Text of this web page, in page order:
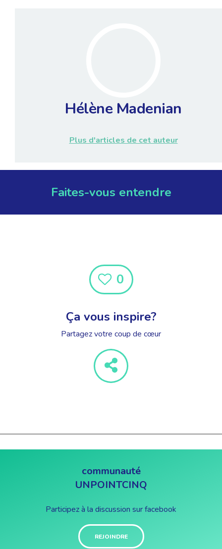
Hélène Madenian
Plus d'articles de cet auteur
Faites-vous entendre
0
Ça vous inspire?
Partagez votre coup de cœur
communauté
UNPOINTCINQ
Participez à la discussion sur facebook
REJOINDRE